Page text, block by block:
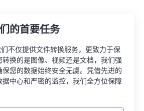
的首要任务
不仅提供文件转换服务，更致力于保
换的是图像、视频还是文档，我们强
您的数据始终安全无虞。凭借先进的
中心和严密的监控，我们全方位保障